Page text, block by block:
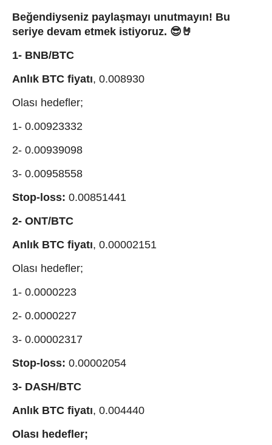
Beğendiyseniz paylaşmayı unutmayın! Bu
seriye devam etmek istiyoruz. 😎🤘
1- BNB/BTC
Anlık BTC fiyatı, 0.008930
Olası hedefler;
1- 0.00923332
2- 0.00939098
3- 0.00958558
Stop-loss: 0.00851441
2- ONT/BTC
Anlık BTC fiyatı, 0.00002151
Olası hedefler;
1- 0.0000223
2- 0.0000227
3- 0.00002317
Stop-loss: 0.00002054
3- DASH/BTC
Anlık BTC fiyatı, 0.004440
Olası hedefler;